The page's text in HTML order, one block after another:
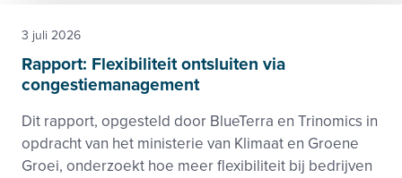
Rapport: Flexibiliteit ontsluiten via
congestiemanagement
Dit rapport, opgesteld door BlueTerra en Trinomics in
opdracht van het ministerie van Klimaat en Groene
Groei, onderzoekt hoe meer flexibiliteit bij bedrijven
3 juli 2026